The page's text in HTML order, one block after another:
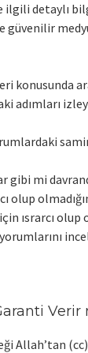
detaylı
güvenilir
konusunda
adımları
mi
olup
ısrarcı olup
Verir
Allah’tan